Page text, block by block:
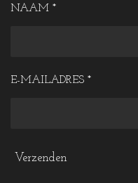
NAAM *
E-MAILADRES *
Verzenden